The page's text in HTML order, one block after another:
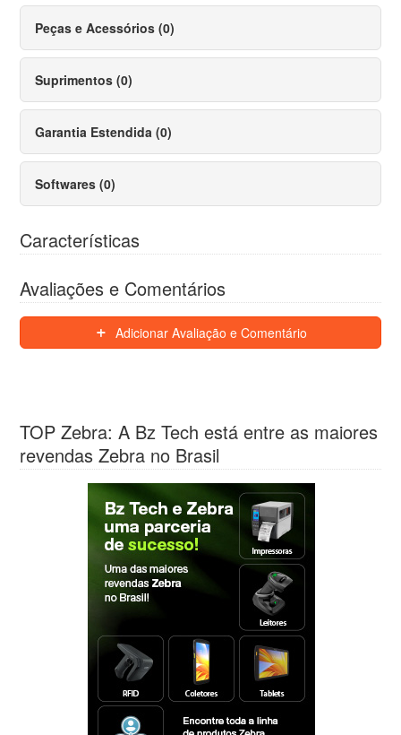
Peças e Acessórios (0)
Suprimentos (0)
Garantia Estendida (0)
Softwares (0)
Características
Avaliações e Comentários
Adicionar Avaliação e Comentário
TOP Zebra: A Bz Tech está entre as maiores
revendas Zebra no Brasil